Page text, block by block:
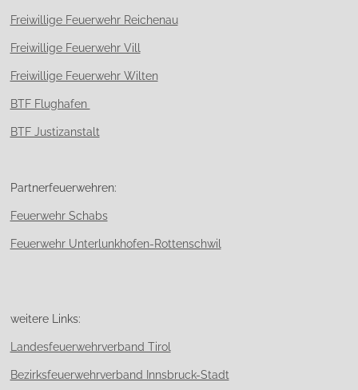
Freiwillige Feuerwehr Reichenau
Freiwillige Feuerwehr Vill
Freiwillige Feuerwehr Wilten
BTF Flughafen
BTF Justizanstalt
Partnerfeuerwehren:
Feuerwehr Schabs
Feuerwehr Unterlunkhofen-Rottenschwil
weitere Links:
Landesfeuerwehrverband Tirol
Bezirksfeuerwehrverband Innsbruck-Stadt